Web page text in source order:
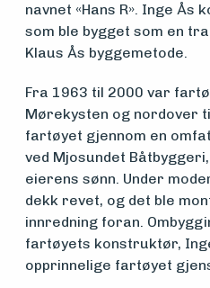
Medlemsfartøy
Søk
om
midler
Vern,
vedlikehold
navnet «Hans R». Inge
som ble bygget som en
Klaus Ås byggemetode.
Fra 1963 til 2000 var
Mørekysten og nordover
fartøyet gjennom en
ved Mjosundet
eierens sønn. Under
dekk revet, og det ble
innredning foran.
fartøyets konstruktør,
opprinnelige fartøyet